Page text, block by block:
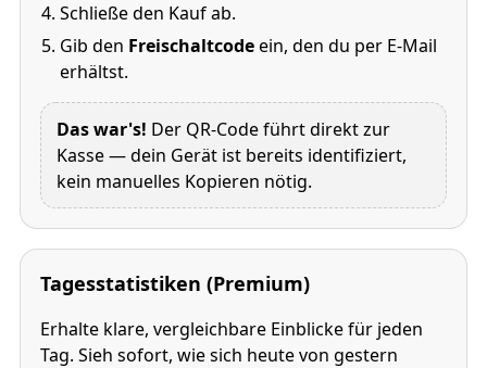
Schließe den Kauf ab.
Gib den Freischaltcodeein, den du per E-Mail
erhältst.
Das war's! Der QR-Code führt direkt zur
Kasse — dein Gerät ist bereits identifiziert,
kein manuelles Kopieren nötig.
Tagesstatistiken (Premium)
Erhalte klare, vergleichbare Einblicke für jeden
Tag. Sieh sofort, wie sich heute von gestern